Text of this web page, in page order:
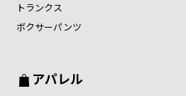
トランクス
ボクサーパンツ
アパレル